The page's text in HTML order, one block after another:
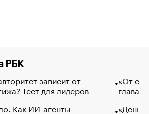
РБК
зависит от
Тест для лидеров
Как ИИ-агенты
«От
глава